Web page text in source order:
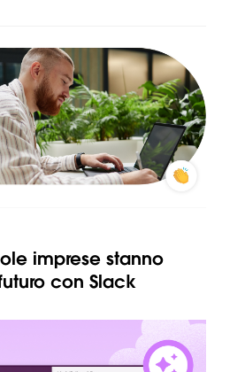
imprese stanno
con Slack